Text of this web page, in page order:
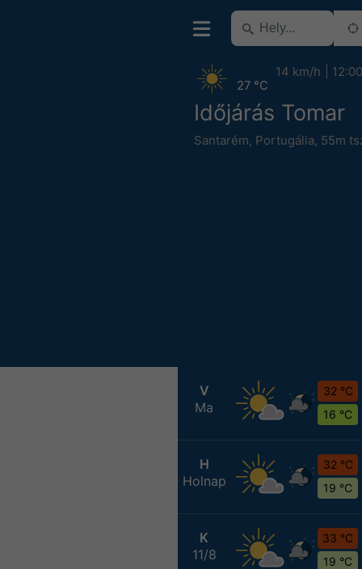
Időjárás Tomar
Santarém, Portugália, 55m
27 °C
14 km/h 12:00
V
Ma
32 °C
16 °C
H
Holnap
32 °C
19 °C
K
11/8
33 °C
19 °C